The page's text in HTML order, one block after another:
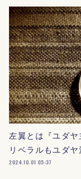
左翼とは『ユダヤ
リベラルもユダヤ
2024.10.01 05:37